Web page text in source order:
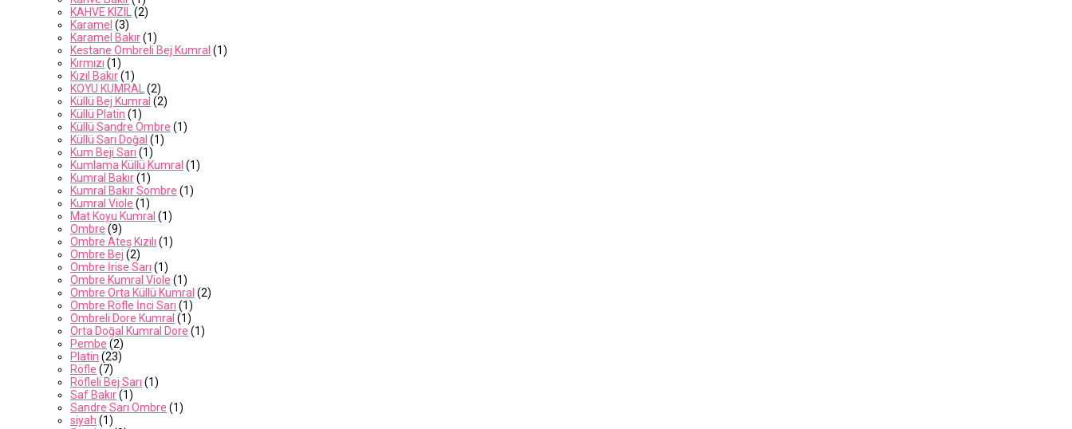
KAHVE KIZIL (2)
Karamel (3)
Karamel Bakır(1)
Kestane Ombreli Bej Kumral (1)
Kırmızı (1)
Kızıl Bakır(1)
KOYU KUMRAL (2)
Küllü Bej Kumral (2)
Küllü Platin (1)
Küllü Sandre Ombre (1)
Küllü Sarı Doğal (1)
Kum Beji Sarı (1)
Kumlama Küllü Kumral (1)
Kumral Bakır(1)
Kumral Bakır Sombre (1)
Kumral Viole (1)
Mat Koyu Kumral (1)
Ombre (9)
Ombre Ateş Kızılı (1)
Ombre Bej (2)
Ombre İrise Sarı (1)
Ombre Kumral Viole (1)
Ombre Orta Küllü Kumral (2)
Ombre Röfle İnci Sarı (1)
Ombreli Dore Kumral (1)
Orta Doğal Kumral Dore (1)
Pembe (2)
Platin (23)
Röfle (7)
Röfleli Bej Sarı (1)
Saf Bakır(1)
Sandre Sarı Ombre (1)
siyah (1)